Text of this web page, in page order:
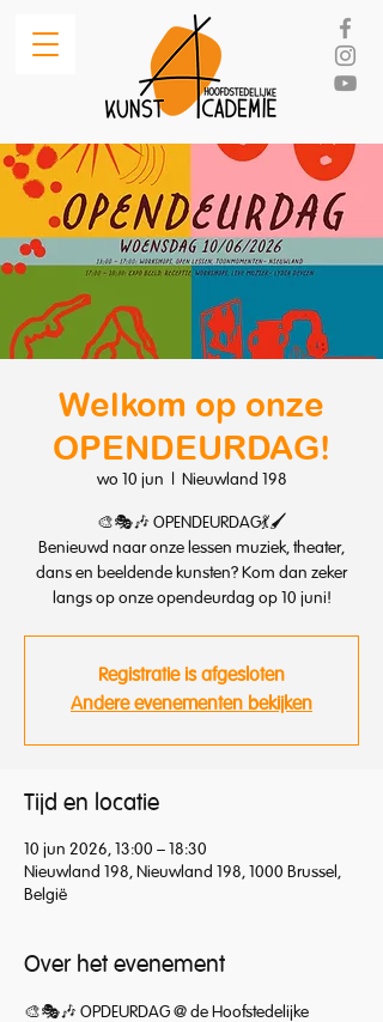
Welkom op onze
OPENDEURDAG!
wo 10 jun
  |
Nieuwland 198
🎨🎭🎶 OPENDEURDAG💃🖌️
Benieuwd naar onze lessen muziek, theater,
dans en beeldende kunsten? Kom dan zeker
langs op onze opendeurdag op 10 juni!
Registratie is afgesloten
Andere evenementen bekijken
Tijd en locatie
10 jun 2026, 13:00 – 18:30
Nieuwland 198, Nieuwland 198, 1000 Brussel,
België
Over het evenement
🎨🎭🎶 OPDEURDAG @ de Hoofstedelijke